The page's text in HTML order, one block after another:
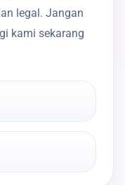
legal. Jangan
kami sekarang